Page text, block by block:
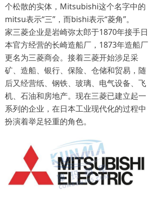
个松散的实体，Mitsubishi这个名字中的
mitsu表示“三”，而bishi表示“菱角”。
家三菱企业是岩崎弥太郎于1870年接手日
本官方经营的长崎造船厂，1873年造船厂
更名为三菱商会。接着三菱开始涉足采
矿、造船、银行、保险、仓储和贸易，随
后又经营纸、钢铁、玻璃、电气设备、飞
机、石油和房地产。现在三菱已建立起一
系列的企业，在日本工业现代化的过程中
扮演着举足轻重的角色。